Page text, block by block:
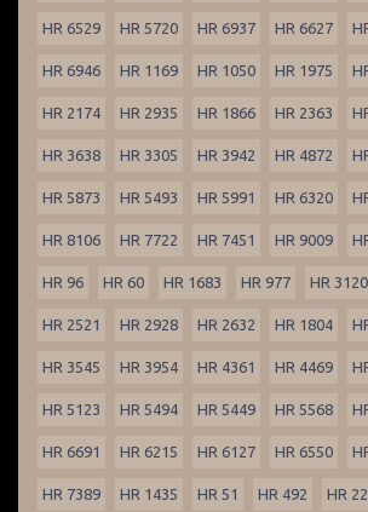
HR 6529 HR 5720 HR 6937 HR 6627
HR 6946 HR 1169 HR 1050 HR 1975
HR 2174 HR 2935 HR 1866 HR 2363
HR 3638 HR 3305 HR 3942 HR 4872
HR 5873 HR 5493 HR 5991 HR 6320
HR 8106 HR 7722 HR 7451 HR 9009
HR 96 HR 60 HR 1683 HR 977 HR 3120
HR 2521 HR 2928 HR 2632 HR 1804
HR 3545 HR 3954 HR 4361 HR 4469
HR 5123 HR 5494 HR 5449 HR 5568
HR 6691 HR 6215 HR 6127 HR 6550
HR 7389 HR 1435 HR 51 HR 492 HR